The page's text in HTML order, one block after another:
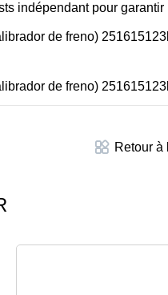
indépendant pour
Retour à